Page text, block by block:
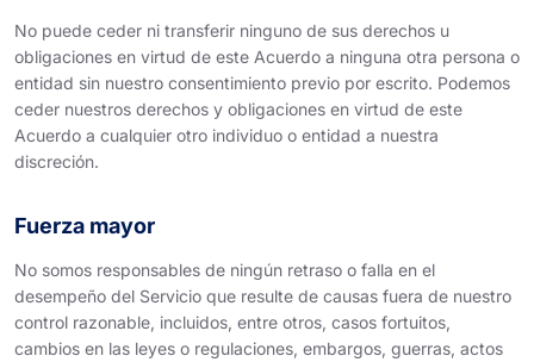
No puede ceder ni transferir ninguno de sus derechos u
obligaciones en virtud de este Acuerdo a ninguna otra persona o
entidad sin nuestro consentimiento previo por escrito. Podemos
ceder nuestros derechos y obligaciones en virtud de este
Acuerdo a cualquier otro individuo o entidad a nuestra
discreción.
Fuerza mayor
No somos responsables de ningún retraso o falla en el
desempeño del Servicio que resulte de causas fuera de nuestro
control razonable, incluidos, entre otros, casos fortuitos,
cambios en las leyes o regulaciones, embargos, guerras, actos